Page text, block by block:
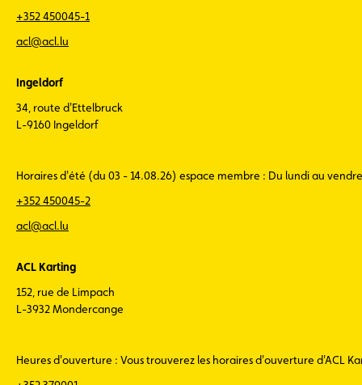
+352 450045-1
acl@acl.lu
Ingeldorf
34, route d'Ettelbruck
L-9160 Ingeldorf
Horaires d'été (du 03 - 14.08.26) espace membre : Du lundi au
+352 450045-2
acl@acl.lu
ACL Karting
152, rue de Limpach
L-3932 Mondercange
Heures d'ouverture : Vous trouverez les horaires d'ouverture d'ACL